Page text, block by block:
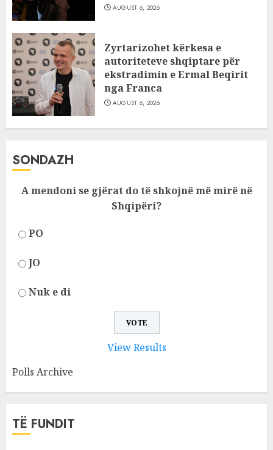
AUGUST 6, 2026
Zyrtarizohet kërkesa e
autoriteteve shqiptare për
ekstradimin e Ermal Beqirit
nga Franca
AUGUST 6, 2026
SONDAZH
A mendoni se gjërat do të shkojnë më mirë në
Shqipëri?
PO
JO
Nuk e di
View Results
Polls Archive
TË FUNDIT